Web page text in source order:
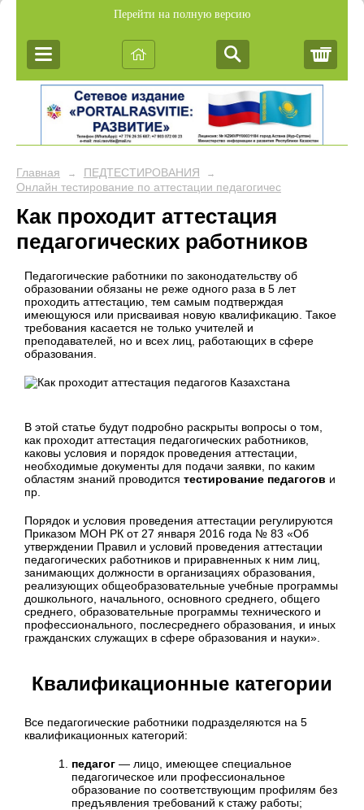
Перейти на полную версию
Главная → ПЕДТЕСТИРОВАНИЯ →
Онлайн тестирование по аттестации педагогических
Как проходит аттестация
педагогических работников
Педагогические работники по законодательству об
образовании обязаны не реже одного раза в 5 лет
проходить аттестацию, тем самым подтверждая
имеющуюся или присваивая новую квалификацию. Такое
требования касается не только учителей и
преподавателей, но и всех лиц, работающих в сфере
образования.
В этой статье будут подробно раскрыты вопросы о том,
как проходит аттестация педагогических работников,
каковы условия и порядок проведения аттестации,
необходимые документы для подачи заявки, по каким
областям знаний проводится тестирование педагогов и
пр.
Порядок и условия проведения аттестации регулируются
Приказом МОН РК от 27 января 2016 года № 83 «Об
утверждении Правил и условий проведения аттестации
педагогических работников и приравненных к ним лиц,
занимающих должности в организациях образования,
реализующих общеобразовательные учебные программы
дошкольного, начального, основного среднего, общего
среднего, образовательные программы технического и
профессионального, послесреднего образования, и иных
гражданских служащих в сфере образования и науки».
Квалификационные категории
Все педагогические работники подразделяются на 5
квалификационных категорий:
педагог— лицо, имеющее специальное
педагогическое или профессиональное
образование по соответствующим профилям без
предъявления требований к стажу работы;